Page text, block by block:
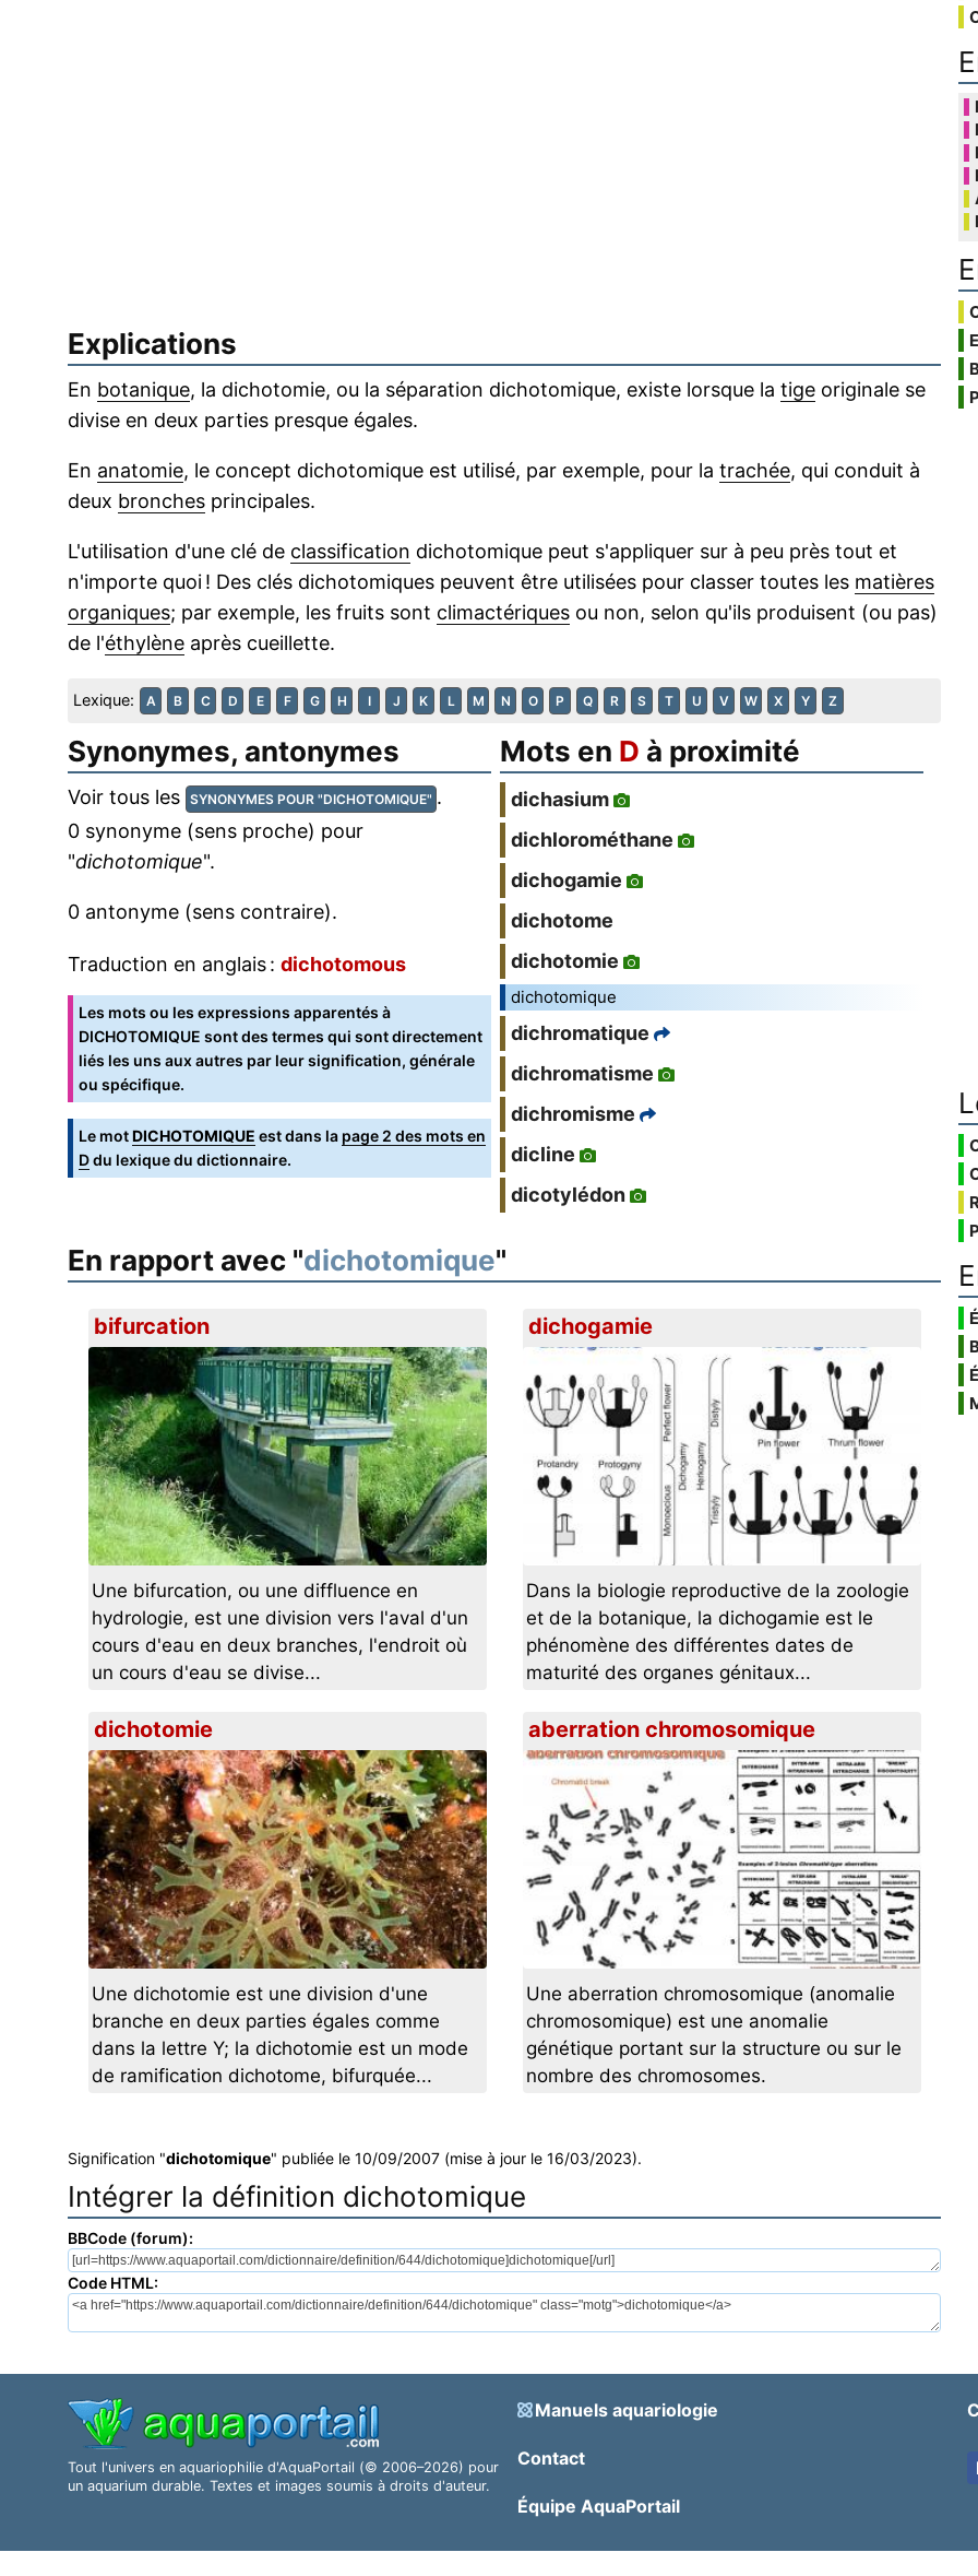
Explications
En botanique, la dichotomie, ou la séparation dichotomique, existe lorsque la tige originale se
divise en deux parties presque égales.
En anatomie, le concept dichotomique est utilisé, par exemple, pour la trachée, qui conduit à
deux bronches principales.
L'utilisation d'une clé de classification dichotomique peut s'appliquer sur à peu près tout et
n'importe quoi ! Des clés dichotomiques peuvent être utilisées pour classer toutes les matières
organiques; par exemple, les fruits sont climactériques ou non, selon qu'ils produisent (ou pas)
de l'éthylène après cueillette.
Lexique: A B C D E F G H I J K L M N O P Q R S T U V W X Y Z
Synonymes, antonymes
Voir tous les SYNONYMES POUR "DICHOTOMIQUE" .
0 synonyme (sens proche) pour
"dichotomique".
0 antonyme (sens contraire).
Traduction en anglais : dichotomous
Les mots ou les expressions apparentés à
DICHOTOMIQUE sont des termes qui sont directement
liés les uns aux autres par leur signification, générale
ou spécifique.
Le motDICHOTOMIQUE est dans la page 2 des mots en
Ddu lexique du dictionnaire.
Mots en D à proximité
dichasium
dichlorométhane
dichogamie
dichotome
dichotomie
dichotomique
dichromatique
dichromatisme
dichromisme
dicline
dicotylédon
En rapport avec "dichotomique"
bifurcation
Une bifurcation, ou une diffluence en
hydrologie, est une division vers l'aval d'un
cours d'eau en deux branches, l'endroit où
un cours d'eau se divise...
dichogamie
Dans la biologie reproductive de la zoologie
et de la botanique, la dichogamie est le
phénomène des différentes dates de
maturité des organes génitaux...
dichotomie
Une dichotomie est une division d'une
branche en deux parties égales comme
dans la lettre Y; la dichotomie est un mode
de ramification dichotome, bifurquée...
aberration chromosomique
Une aberration chromosomique (anomalie
chromosomique) est une anomalie
génétique portant sur la structure ou sur le
nombre des chromosomes.
Signification "dichotomique" publiée le 10/09/2007 (mise à jour le 16/03/2023).
Intégrer la définition dichotomique
BBCode (forum):
Code HTML:
Tout l'univers en aquariophilie d'AquaPortail (© 2006–2026) pour
un aquarium durable. Textes et images soumis à droits d'auteur.
Manuels aquariologie
Contact
Équipe AquaPortail